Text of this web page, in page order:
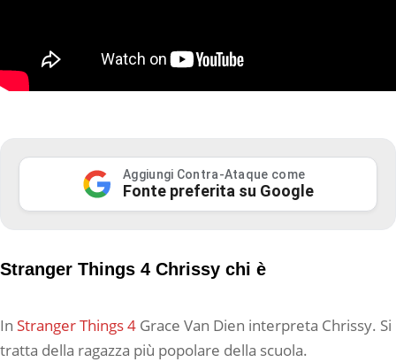
Aggiungi Contra-Ataque come
Fonte preferita su Google
Stranger Things 4 Chrissy chi è
In Stranger Things 4 Grace Van Dien interpreta Chrissy. Si
tratta della ragazza più popolare della scuola.